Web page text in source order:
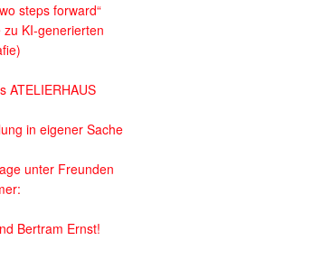
steps forward“
KI-generierten
ATELIERHAUS
in eigener Sache
unter Freunden
Bertram Ernst!